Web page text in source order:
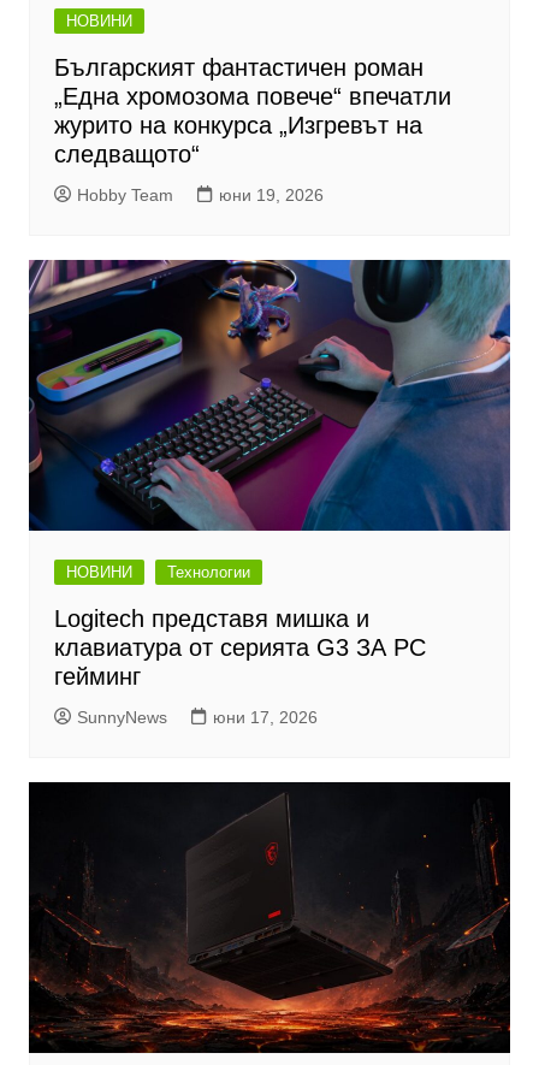
НОВИНИ
Българският фантастичен роман
„Една хромозома повече“ впечатли
журито на конкурса „Изгревът на
следващото“
Hobby Team юни 19, 2026
НОВИНИ Технологии
Logitech представя мишка и
клавиатура от серията G3 ЗА PC
гейминг
SunnyNews юни 17, 2026